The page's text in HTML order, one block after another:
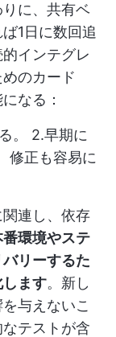
に、共有ベ
1日に数回追
インテグレ
のカード
なる：
。 2.早期に
修正も容易に
連し、依存
環境やステ
リーするた
ます。新し
与えないこ
テストが含